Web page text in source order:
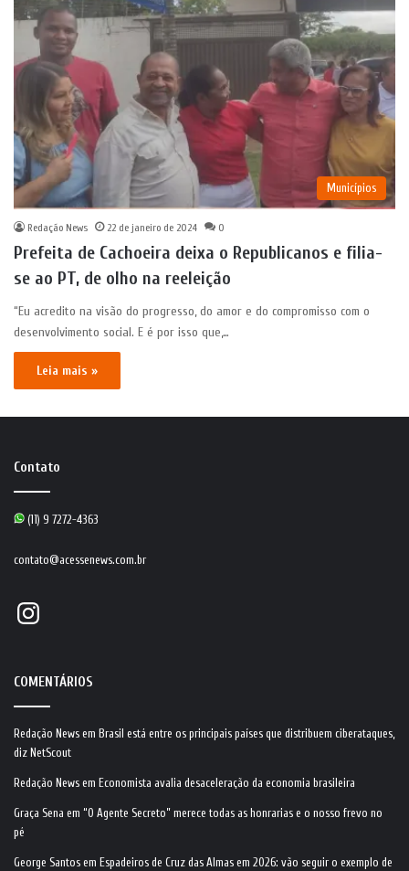
Municípios
Redação News 22 de janeiro de 2024 0
Prefeita de Cachoeira deixa o Republicanos e filia-
se ao PT, de olho na reeleição
“Eu acredito na visão do progresso, do amor e do compromisso com o
desenvolvimento social. E é por isso que,…
Leia mais »
Contato
(11) 9 7272-4363
contato@acessenews.com.br
Instagram
COMENTÁRIOS
Redação News em Brasil está entre os principais países que distribuem ciberataques,
diz NetScout
Redação News em Economista avalia desaceleração da economia brasileira
Graça Sena em “O Agente Secreto” merece todas as honrarias e o nosso frevo no
pé
George Santos em Espadeiros de Cruz das Almas em 2026: vão seguir o exemplo de